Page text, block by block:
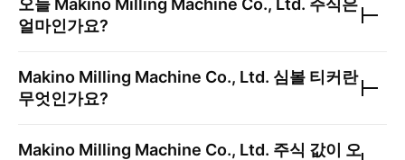
오늘 Makino Milling Machine Co., Ltd. 주식은
얼마인가요?
Makino Milling Machine Co., Ltd. 심볼 티커란
무엇인가요?
Makino Milling Machine Co., Ltd. 주식 값이 오